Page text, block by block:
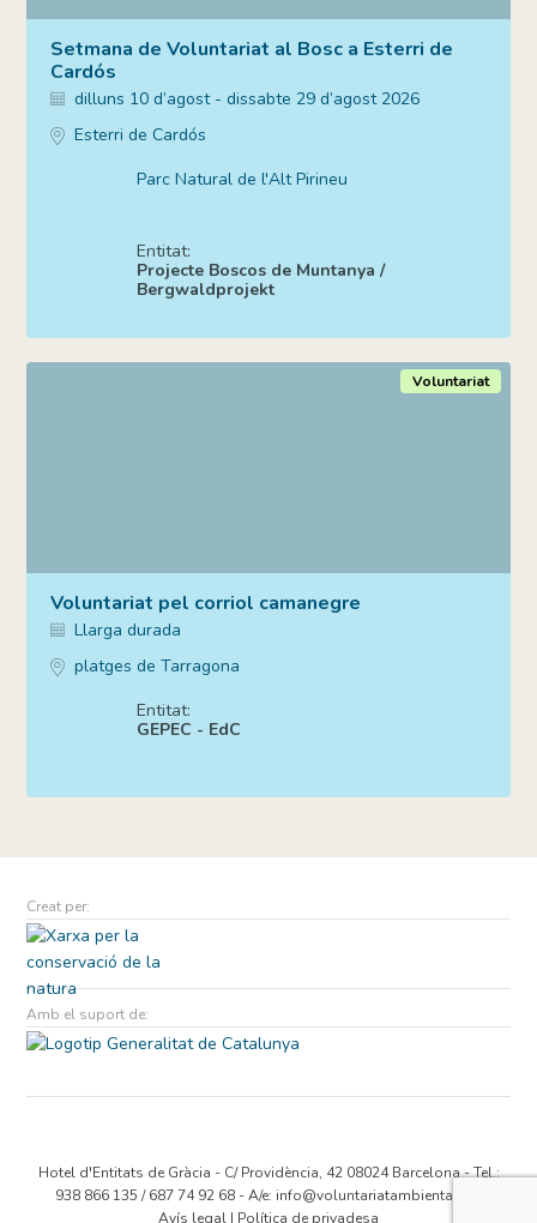
Setmana de Voluntariat al Bosc a Esterri de
Cardós
dilluns 10 d’agost - dissabte 29 d’agost 2026
Esterri de Cardós
Parc Natural de l'Alt Pirineu
Entitat:
Projecte Boscos de Muntanya /
Bergwaldprojekt
Voluntariat pel corriol camanegre
Llarga durada
platges de Tarragona
Voluntariat
Entitat:
GEPEC - EdC
Creat per:
Amb el suport de:
Hotel d'Entitats de Gràcia - C/ Providència, 42 08024 Barcelona - Tel.:
938 866 135 / 687 74 92 68 - A/e: info@voluntariatambiental.cat
Avís legal | Política de privadesa